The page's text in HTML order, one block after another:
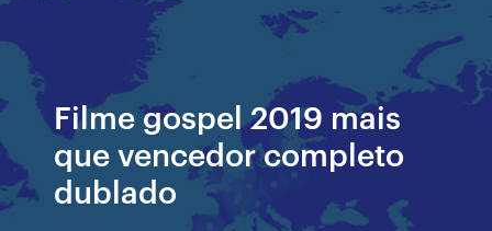
Filme gospel 2019 mais
que vencedor completo
dublado